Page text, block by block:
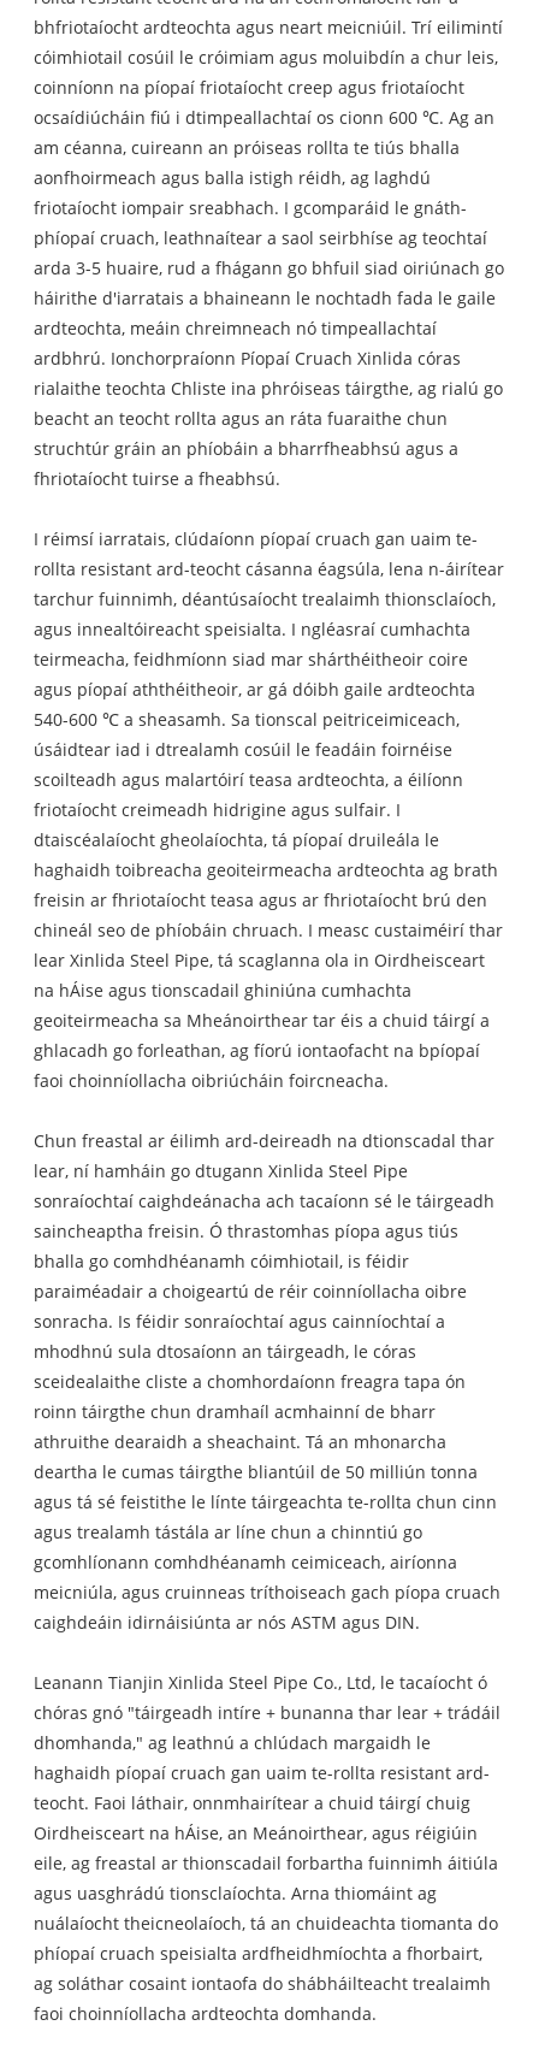
bhfriotaíocht ardteochta agus neart meicniúil. Trí eilimintí
cóimhiotail cosúil le cróimiam agus moluibdín a chur leis,
coinníonn na píopaí friotaíocht creep agus friotaíocht
ocsaídiúcháin fiú i dtimpeallachtaí os cionn 600 ℃. Ag an
am céanna, cuireann an próiseas rollta te tiús bhalla
aonfhoirmeach agus balla istigh réidh, ag laghdú
friotaíocht iompair sreabhach. I gcomparáid le gnáth-
phíopaí cruach, leathnaítear a saol seirbhíse ag teochtaí
arda 3-5 huaire, rud a fhágann go bhfuil siad oiriúnach go
háirithe d'iarratais a bhaineann le nochtadh fada le gaile
ardteochta, meáin chreimneach nó timpeallachtaí
ardbhrú. Ionchorpraíonn Píopaí Cruach Xinlida córas
rialaithe teochta Chliste ina phróiseas táirgthe, ag rialú go
beacht an teocht rollta agus an ráta fuaraithe chun
struchtúr gráin an phíobáin a bharrfheabhsú agus a
fhriotaíocht tuirse a fheabhsú.
I réimsí iarratais, clúdaíonn píopaí cruach gan uaim te-
rollta resistant ard-teocht cásanna éagsúla, lena n-áirítear
tarchur fuinnimh, déantúsaíocht trealaimh thionsclaíoch,
agus innealtóireacht speisialta. I ngléasraí cumhachta
teirmeacha, feidhmíonn siad mar shárthéitheoir coire
agus píopaí aththéitheoir, ar gá dóibh gaile ardteochta
540-600 ℃ a sheasamh. Sa tionscal peitriceimiceach,
úsáidtear iad i dtrealamh cosúil le feadáin foirnéise
scoilteadh agus malartóirí teasa ardteochta, a éilíonn
friotaíocht creimeadh hidrigine agus sulfair. I
dtaiscéalaíocht gheolaíochta, tá píopaí druileála le
haghaidh toibreacha geoiteirmeacha ardteochta ag brath
freisin ar fhriotaíocht teasa agus ar fhriotaíocht brú den
chineál seo de phíobáin chruach. I measc custaiméirí thar
lear Xinlida Steel Pipe, tá scaglanna ola in Oirdheisceart
na hÁise agus tionscadail ghiniúna cumhachta
geoiteirmeacha sa Mheánoirthear tar éis a chuid táirgí a
ghlacadh go forleathan, ag fíorú iontaofacht na bpíopaí
faoi choinníollacha oibriúcháin foircneacha.
Chun freastal ar éilimh ard-deireadh na dtionscadal thar
lear, ní hamháin go dtugann Xinlida Steel Pipe
sonraíochtaí caighdeánacha ach tacaíonn sé le táirgeadh
saincheaptha freisin. Ó thrastomhas píopa agus tiús
bhalla go comhdhéanamh cóimhiotail, is féidir
paraiméadair a choigeartú de réir coinníollacha oibre
sonracha. Is féidir sonraíochtaí agus cainníochtaí a
mhodhnú sula dtosaíonn an táirgeadh, le córas
sceidealaithe cliste a chomhordaíonn freagra tapa ón
roinn táirgthe chun dramhaíl acmhainní de bharr
athruithe dearaidh a sheachaint. Tá an mhonarcha
deartha le cumas táirgthe bliantúil de 50 milliún tonna
agus tá sé feistithe le línte táirgeachta te-rollta chun cinn
agus trealamh tástála ar líne chun a chinntiú go
gcomhlíonann comhdhéanamh ceimiceach, airíonna
meicniúla, agus cruinneas tríthoiseach gach píopa cruach
caighdeáin idirnáisiúnta ar nós ASTM agus DIN.
Leanann Tianjin Xinlida Steel Pipe Co., Ltd, le tacaíocht ó
chóras gnó "táirgeadh intíre + bunanna thar lear + trádáil
dhomhanda," ag leathnú a chlúdach margaidh le
haghaidh píopaí cruach gan uaim te-rollta resistant ard-
teocht. Faoi láthair, onnmhairítear a chuid táirgí chuig
Oirdheisceart na hÁise, an Meánoirthear, agus réigiúin
eile, ag freastal ar thionscadail forbartha fuinnimh áitiúla
agus uasghrádú tionsclaíochta. Arna thiomáint ag
nuálaíocht theicneolaíoch, tá an chuideachta tiomanta do
phíopaí cruach speisialta ardfheidhmíochta a fhorbairt,
ag soláthar cosaint iontaofa do shábháilteacht trealaimh
faoi choinníollacha ardteochta domhanda.